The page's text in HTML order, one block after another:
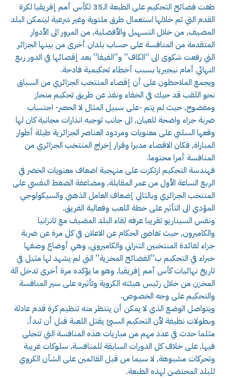
طغت فضائح التحكيم على الطبعة الـ35 لكأس أمم إفريقيا لكرة
القدم التي تم خلالها استعمال طرق ملتوية وغير شرعية ليتمكن البلد
المضيف, من خلال التسهيل والأفضلية, من المرور الى الأدوار
المتقدمة من المنافسة على حساب بلدان أخرى من بينها الجزائر
التي رفعت شكوى الى “الكاف” و”الفيفا” بعد إقصائها في الدور ربع
النهائي أمام نيجيريا بسبب أخطاء تحكيمية فادحة.
ويجمع الملاحظون على أن إقصاء المنتخب الجزائري من السباق
نحو اللقب قد حيك في الخفاء ونفذ عن طريق تحكيم منحاز
ومفضوح, حيث لم يتم -على سبيل المثال لا الحصر- احتساب
ضربة جزاء واضحة للعيان, الى جانب توجيه انذارات مجانية كان لها
وقعها السلبي على معنويات ومردود العناصر الجزائرية طيلة أطوار
المباراة, فكان الاقصاء مدبرا وقرار إخراج المنتخب الجزائري من
المنافسة أمرا محتوما.
فهندسة التحكيم ارتكزت على منهجية اضعاف معنويات الخضر في
الربع الساعة الأول من عمر المقابلة, ومضاعفة الضغط النفسي على
المنتخب الجزائري وبالتالي إضعاف العامل الذهني والسيكولوجي
المؤدي الى التأثير على خطة اللعب وفعالية الفريق.
ونفس السيناريو تقريبا عرفه لقاء البلد المضيف مع تانزانيا
والكاميرون, حيث تغاضى الحكام عن الاعلان في كل مرة عن ضربة
جزاء لفائدة المنتخبين التنزاني والكاميروني, وهي أوضاع وصفها
خبراء في التحكيم ب”الفضائح المخزية” التي لم يشهد لها مثيل في
تاريخ نهائيات كأس أمم إفريقيا, وهو ما يؤكده مرة أخرى تدخل آلة
المخزن من خلال رئيس هيئته الكروية وتأثيره على سير المنافسة
والتحكيم على وجه الخصوص.
ويتواصل الوضع الذي لا يمكن أن ينتظر منه تنظيم كرة قدم عادلة
وبطولات نظيفة لأن التحكيم السيئ يقتل اللعبة قبل أن تبدأ,
مثلما حدث في عدد مهم من مباريات هذه المنافسة التي تتجلى
فيها, على خلاف كل الدورات السابقة للمنافسة, سلوكات غريبة
وتحركات مشبوهة, لا سيما من قبل القائمين على الشأن الكروي
للبلد المحتضن لهذه الطبعة.